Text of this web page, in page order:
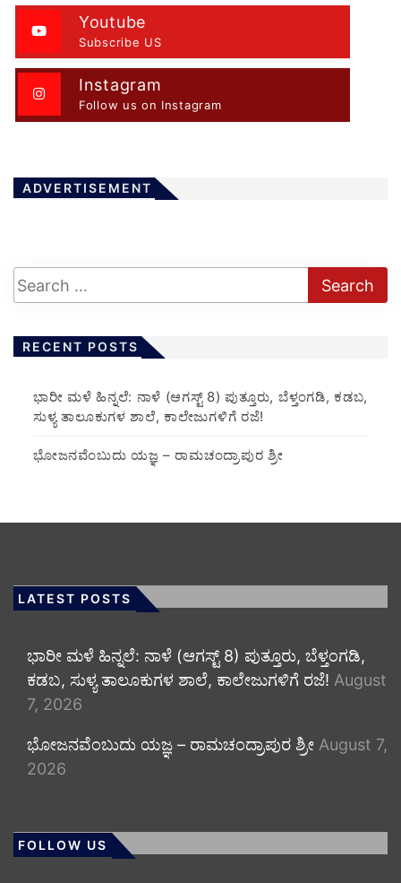
Youtube
Subscribe US
Instagram
Follow us on Instagram
ADVERTISEMENT
RECENT POSTS
​ಭಾರೀ ಮಳೆ ಹಿನ್ನಲೆ: ನಾಳೆ (ಆಗಸ್ಟ್ 8) ಪುತ್ತೂರು, ಬೆಳ್ತಂಗಡಿ, ಕಡಬ,
ಸುಳ್ಯ ತಾಲೂಕುಗಳ ಶಾಲೆ, ಕಾಲೇಜುಗಳಿಗೆ ರಜೆ!
ಭೋಜನವೆಂಬುದು ಯಜ್ಞ – ರಾಮಚಂದ್ರಾಪುರ ಶ್ರೀ
LATEST POSTS
​ಭಾರೀ ಮಳೆ ಹಿನ್ನಲೆ: ನಾಳೆ (ಆಗಸ್ಟ್ 8) ಪುತ್ತೂರು, ಬೆಳ್ತಂಗಡಿ,
ಕಡಬ, ಸುಳ್ಯ ತಾಲೂಕುಗಳ ಶಾಲೆ, ಕಾಲೇಜುಗಳಿಗೆ ರಜೆ! August
7, 2026
ಭೋಜನವೆಂಬುದು ಯಜ್ಞ – ರಾಮಚಂದ್ರಾಪುರ ಶ್ರೀ August 7,
2026
FOLLOW US